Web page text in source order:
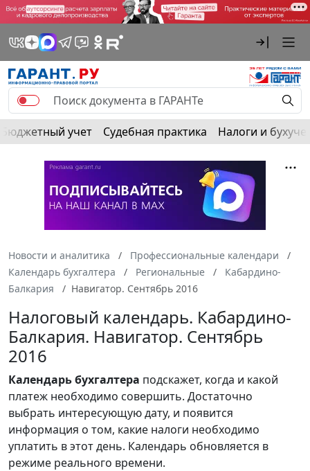
Бюджетный учет Судебная практика Налоги и
Новости и аналитика
Профессиональные календари
Календарь бухгалтера
Региональные
Кабардино-
Балкария
Навигатор. Сентябрь 2016
Налоговый календарь. Кабардино-
Балкария. Навигатор. Сентябрь
2016
Календарьбухгалтера подскажет, когда и какой
платеж необходимо совершить. Достаточно
выбрать интересующую дату, и появится
информация о том, какие налоги необходимо
уплатить в этот день. Календарь обновляется в
режиме реального времени.